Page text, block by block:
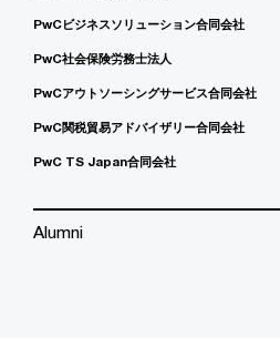
PwCビジネスソリューション合同会社
PwC社会保険労務士法人
PwCアウトソーシングサービス合同会社
PwC関税貿易アドバイザリー合同会社
PwC TS Japan合同会社
Alumni